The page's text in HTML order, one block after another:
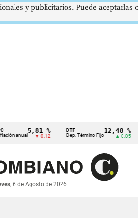
5,81 %
▼ 0.12
DTF
Dep. Término Fijo
12,48 %
▲ 0.05
UVR
, 6 de Agosto de 2026
y publicitarios. Puede aceptarlas